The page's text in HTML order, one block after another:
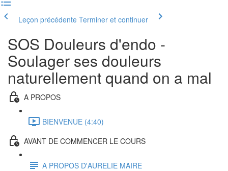
Leçon précédente Terminer et continuer
SOS Douleurs d'endo -
Soulager ses douleurs
naturellement quand on a mal
A PROPOS
BIENVENUE (4:40)
AVANT DE COMMENCER LE COURS
A PROPOS D'AURELIE MAIRE